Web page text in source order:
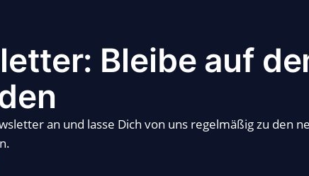
Bleibe auf
an und lasse Dich von uns regelmäßig zu den